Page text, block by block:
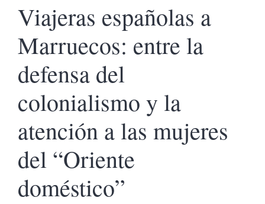
Viajeras españolas a
Marruecos: entre la
defensa del
colonialismo y la
atención a las mujeres
del “Oriente
doméstico”